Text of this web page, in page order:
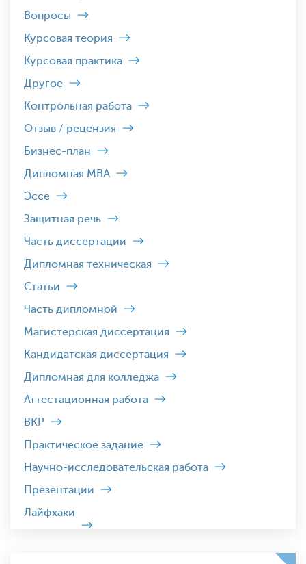
Вопросы
Курсовая теория
Курсовая практика
Другое
Контрольная работа
Отзыв / рецензия
Бизнес-план
Дипломная MBA
Эссе
Защитная речь
Часть диссертации
Дипломная техническая
Статьи
Часть дипломной
Магистерская диссертация
Кандидатская диссертация
Дипломная для колледжа
Аттестационная работа
ВКР
Практическое задание
Научно-исследовательская работа
Презентации
Лайфхаки